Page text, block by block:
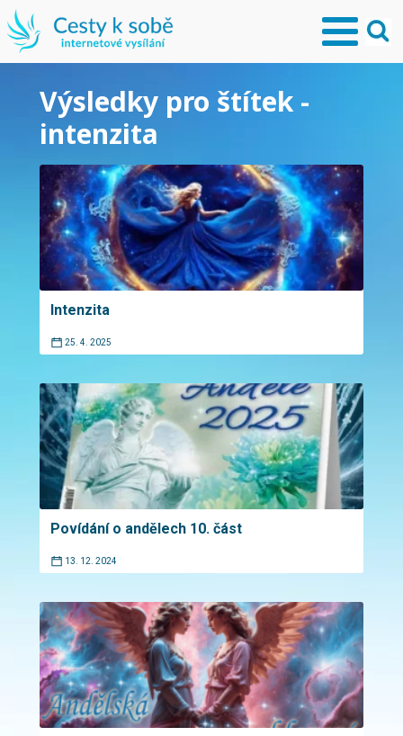
Výsledky pro štítek -
intenzita
Intenzita
25. 4. 2025
Povídání o andělech 10. část
13. 12. 2024